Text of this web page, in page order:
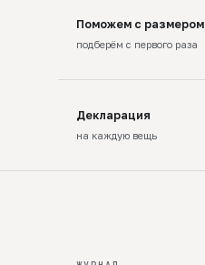
Поможем с размером
подберём с первого раза
Декларация
на каждую вещь